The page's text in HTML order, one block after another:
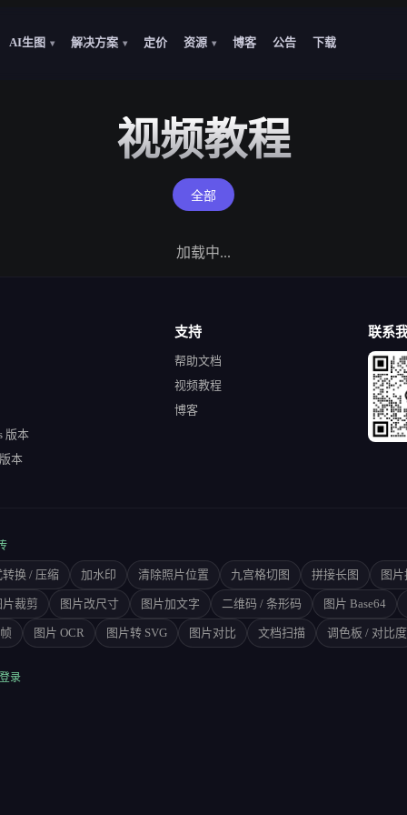
AI生图 ▾ 解决方案 ▾ 定价 资源 ▾ 博客 公告 下载
视频教程
全部
加载中...
版本
本
支持
帮助文档
视频教程
博客
联系
转换 / 压缩 加水印 清除照片位置 九宫格切图 拼接长图 图
片裁剪 图片改尺寸 图片加文字 二维码 / 条形码 图片 Base64
图片 OCR 图片转 SVG 图片对比 文档扫描 调色板 / 对比度
录